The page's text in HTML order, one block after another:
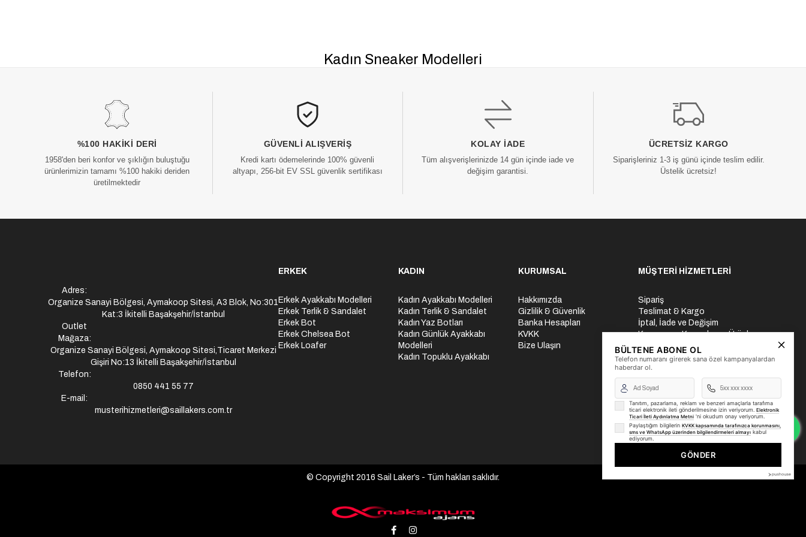
Kadın Sneaker Modelleri
%100 HAKIKI DERI
1958'den beri konfor ve şıklığın buluştuğu
ürünlerimizin tamamı %100 hakiki deriden
üretilmektedir
GÜVENLI ALIŞVERIŞ
Kredi kartı ödemelerinde 100% güvenli
altyapı, 256-bit EV SSL güvenlik sertifikası
KOLAY İADE
Tüm alışverişlerinizde 14 gün içinde iade ve
değişim garantisi.
ÜCRETSIZ KARGO
Siparişleriniz 1-3 iş günü içinde teslim edilir.
Üstelik ücretsiz!
Adres:
Organize Sanayi Bölgesi, Aymakoop Sitesi, A3 Blok, No:301
Kat:3 İkitelli Başakşehir/İstanbul
Outlet
Mağaza:
Organize Sanayi Bölgesi, Aymakoop Sitesi,Ticaret Merkezi
Gişiri No:13 İkitelli Başakşehir/İstanbul
Telefon:
0850 441 55 77
E-mail:
musterihizmetleri@saillakers.com.tr
ERKEK
Erkek Ayakkabı Modelleri
Erkek Terlik & Sandalet
Erkek Bot
Erkek Chelsea Bot
Erkek Loafer
KADIN
Kadın Ayakkabı Modelleri
Kadın Terlik & Sandalet
Kadın Yaz Botları
Kadın Günlük Ayakkabı
Modelleri
Kadın Topuklu Ayakkabı
KURUMSAL
Hakkımızda
Gizlilik & Güvenlik
Banka Hesapları
KVKK
Bize Ulaşın
MÜŞTERİ HİZMETLERİ
Sipariş
Teslimat & Kargo
İptal, İade ve Değişim
Kampanya, Kuponlar ve Ürünler
Ödeme Seçenekleri
Üyelik İşlemleri
Yurtdışı Gönderi
© Copyright 2016 Sail Laker’s - Tüm hakları saklıdır.
BÜLTENE ABONE OL
Telefon numaranı girerek sana özel kampanyalardan
haberdar ol.
Tanıtım, pazarlama, reklam ve benzeri amaçlarla tarafıma
ticari elektronik ileti gönderilmesine izin veriyorum. Elektronik
Ticari İleti Aydınlatma Metni 'ni okudum onay veriyorum.
Paylaştığım bilgilerin KVKK kapsamında tarafınızca korunmasını,
sms ve WhatsApp üzerinden bilgilendirmeleri almayı kabul
ediyorum.
GÖNDER